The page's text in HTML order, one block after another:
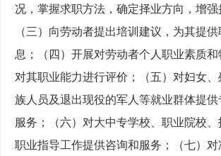
况，掌握求职方法，确定择业方向，增强
（三）向劳动者提出培训建议，为其提
息；（四）开展对劳动者个人职业素质
对其职业能力进行评价；（五）对妇女
族人员及退出现役的军人等就业群体提
服务；（六）对大中专学校、职业院校
职业指导工作提供咨询和服务；（七）